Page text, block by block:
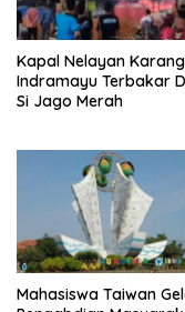
Kapal Nelayan
Indramayu Terbakar
Si Jago Merah
Mahasiswa Taiwan